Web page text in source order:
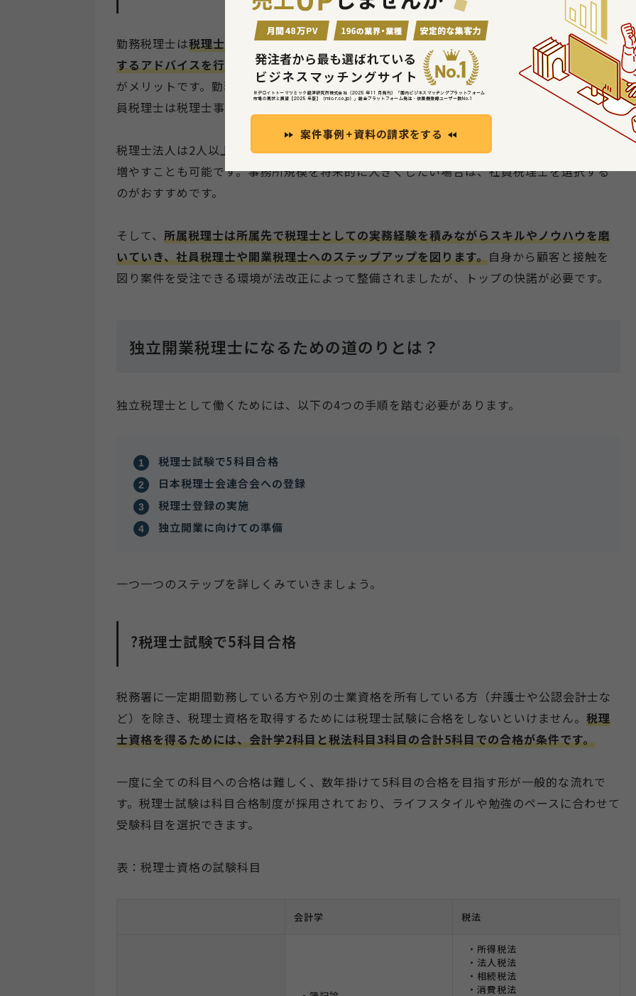
勤務税理士は税理士法人や会計事務所と雇用契約を締結し、税務書類の作成や税金処理に関
するアドバイスを行います。給与や福利厚生が保障されており、安定した働き方が望める点
がメリットです。勤務税理士は社員税理士と所属税理士の2種類に分けられ、所属税理士は社
員税理士は税理士事務所内での「役員」として位置づけられます。
税理士法人は2人以上の税理士が在籍していないと法人化できない一方、法人化すると拠点を
増やすことも可能です。事務所規模を将来的に大きくしたい場合は、社員税理士を選択する
のがおすすめです。
そして、 所属税理士は所属先で税理士としての実務経験を積みながらスキルやノウハウを磨
いていき、社員税理士や開業税理士へのステップアップを図ります。自身から顧客と接触を
図り案件を受注できる環境が法改正によって整備されましたが、トップの快諾が必要です。
独立開業税理士になるための道のりとは？
独立税理士として働くためには、以下の4つの手順を踏む必要があります。
税理士試験で5科目合格
日本税理士会連合会への登録
税理士登録の実施
独立開業に向けての準備
一つ一つのステップを詳しくみていきましょう。
?税理士試験で5科目合格
税務署に一定期間勤務している方や別の士業資格を所有している方（弁護士や公認会計士な
ど）を除き、税理士資格を取得するためには税理士試験に合格をしないといけません。 税理
士資格を得るためには、会計学2科目と税法科目3科目の合計5科目での合格が条件です。
一度に全ての科目への合格は難しく、数年掛けて5科目の合格を目指す形が一般的な流れで
す。税理士試験は科目合格制度が採用されており、ライフスタイルや勉強のペースに合わせて
受験科目を選択できます。
表：税理士資格の試験科目
会計学 税法
・所得税法
・法人税法
・相続税法
・消費税法